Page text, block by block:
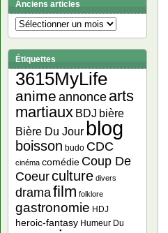
Anciens articles
Anciens
articles
Étiquettes
3615MyLife
anime annonce arts
martiaux BDJ bière
Bière Du Jour blog
boisson budo CDC
cinéma comédie Coup De
Coeurculture divers
dramafilm folklore
gastronomie HDJ
heroic-fantasy Humeur Du